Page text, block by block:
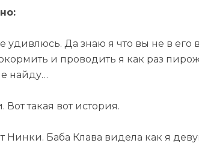
удивлюсь. Да знаю я что вы не в его
и проводить я как раз
найду…
такая вот история.
Баба Клава видела как я